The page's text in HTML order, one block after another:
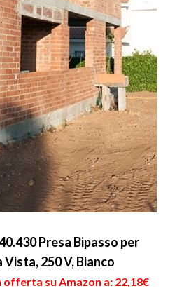
Presa Bipasso per
Vista, 250 V, Bianco
offerta su Amazon a: 22,18€